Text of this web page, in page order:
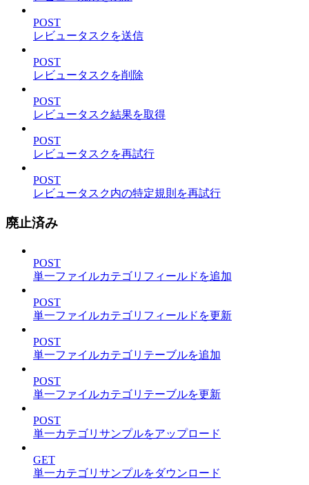
POST
レビュータスクを送信
POST
レビュータスクを削除
POST
レビュータスク結果を取得
POST
レビュータスクを再試行
POST
レビュータスク内の特定規則を再試行
廃止済み
POST
単一ファイルカテゴリフィールドを追加
POST
単一ファイルカテゴリフィールドを更新
POST
単一ファイルカテゴリテーブルを追加
POST
単一ファイルカテゴリテーブルを更新
POST
単一カテゴリサンプルをアップロード
GET
単一カテゴリサンプルをダウンロード